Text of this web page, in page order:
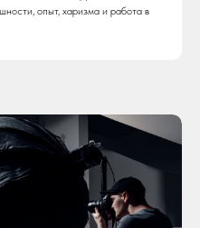
опыт, харизма и работа в